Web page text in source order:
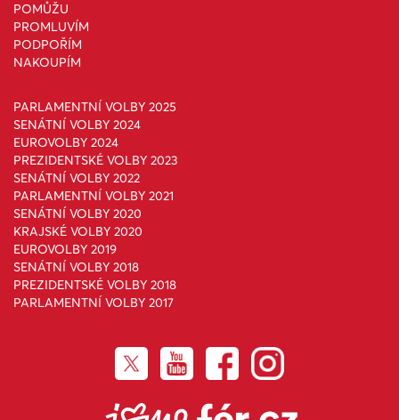
POMŮŽU
PROMLUVÍM
PODPOŘÍM
NAKOUPÍM
PARLAMENTNÍ VOLBY 2025
SENÁTNÍ VOLBY 2024
EUROVOLBY 2024
PREZIDENTSKÉ VOLBY 2023
SENÁTNÍ VOLBY 2022
PARLAMENTNÍ VOLBY 2021
SENÁTNÍ VOLBY 2020
KRAJSKÉ VOLBY 2020
EUROVOLBY 2019
SENÁTNÍ VOLBY 2018
PREZIDENTSKÉ VOLBY 2018
PARLAMENTNÍ VOLBY 2017